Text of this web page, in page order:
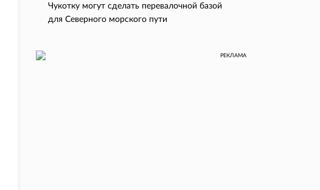
Чукотку могут сделать перевалочной базой
для Северного морского пути
РЕКЛАМА